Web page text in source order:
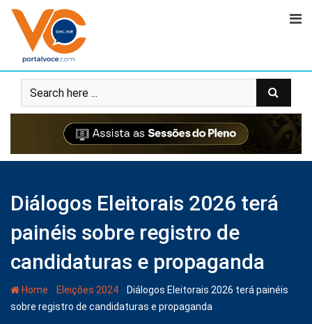
Diálogos Eleitorais 2026 terá
painéis sobre registro de
candidaturas e propaganda
Home - Eleições 2024 - Diálogos Eleitorais 2026 terá painéis
sobre registro de candidaturas e propaganda